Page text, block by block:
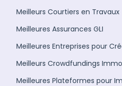
Meilleurs Courtiers en Travaux
Meilleures Assurances GLI
Meilleures Entreprises pour
Meilleurs Crowdfundings
Meilleures Plateformes pour